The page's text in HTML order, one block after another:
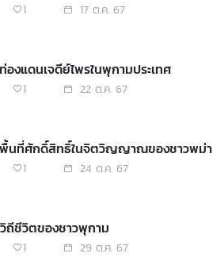
1 17 ต.ค. 67
องแดนเจดีย์ไพรในพุกามประเทศ
1 22 ต.ค. 67
พื้นที่ศักดิ์สิทธิ์ในจิตวิญญาณของชาวพม่า
1 24 ต.ค. 67
ถีชีวิตของชาวพุกาม
1 29 ต.ค. 67